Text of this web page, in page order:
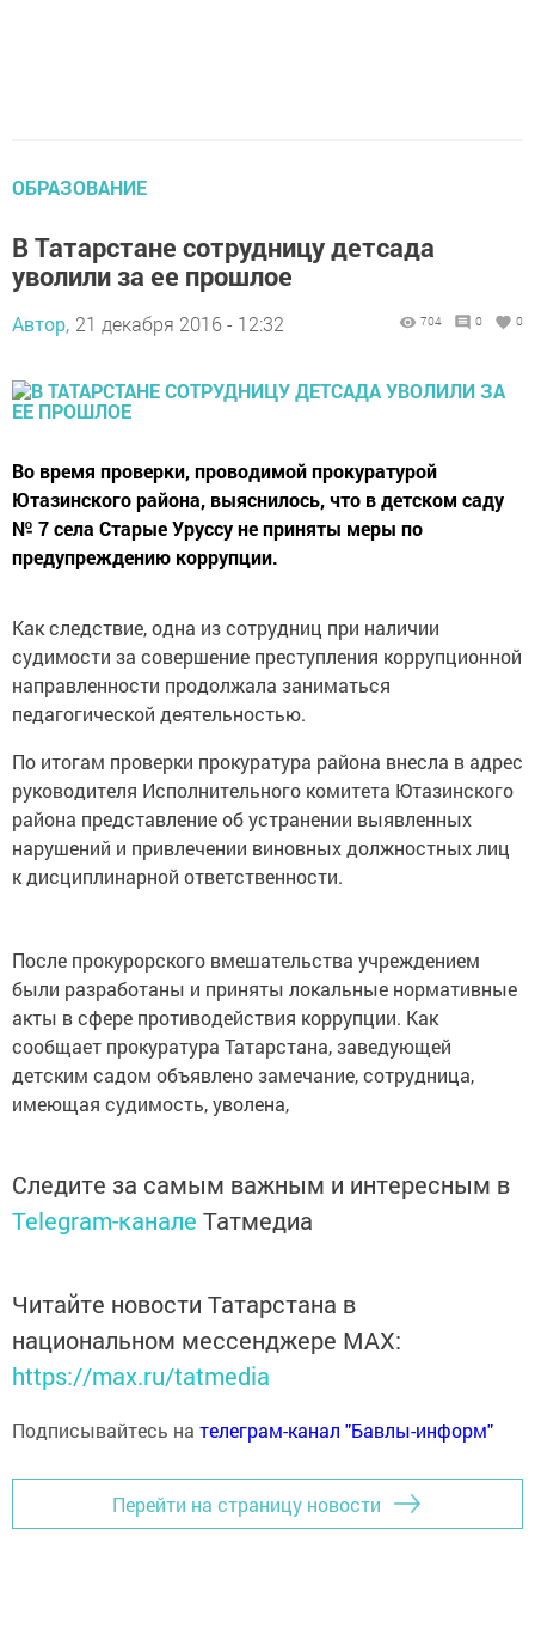
ОБРАЗОВАНИЕ
В Татарстане сотрудницу детсада
уволили за ее прошлое
Автор, 21 декабря 2016 - 12:32 704 0 0
Во время проверки, проводимой прокуратурой
Ютазинского района, выяснилось, что в детском саду
№ 7 села Старые Уруссу не приняты меры по
предупреждению коррупции.
Как следствие, одна из сотрудниц при наличии
судимости за совершение преступления коррупционной
направленности продолжала заниматься
педагогической деятельностью.
По итогам проверки прокуратура района внесла в адрес
руководителя Исполнительного комитета Ютазинского
района представление об устранении выявленных
нарушений и привлечении виновных должностных лиц
к дисциплинарной ответственности.
После прокурорского вмешательства учреждением
были разработаны и приняты локальные нормативные
акты в сфере противодействия коррупции. Как
сообщает прокуратура Татарстана, заведующей
детским садом объявлено замечание, сотрудница,
имеющая судимость, уволена,
Следите за самым важным и интересным в
Telegram-канале Татмедиа
Читайте новости Татарстана в
национальном мессенджере MАХ:
https://max.ru/tatmedia
Подписывайтесь на телеграм-канал "Бавлы-информ"
Перейти на страницу новости